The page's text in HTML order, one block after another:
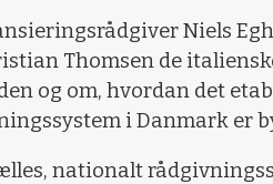
Niels
Thomsen de
og om, hvordan det
i Danmark er
nationalt